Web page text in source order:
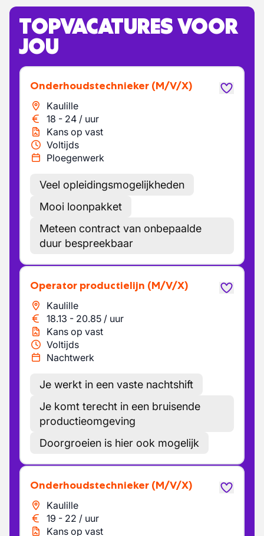
TOPVACATURES VOOR
JOU
Onderhoudstechnieker (M/V/X)
Kaulille
18 - 24 / uur
Kans op vast
Voltijds
Ploegenwerk
Veel opleidingsmogelijkheden
Mooi loonpakket
Meteen contract van onbepaalde
duur bespreekbaar
Operator productielijn (M/V/X)
Kaulille
18.13 - 20.85 / uur
Kans op vast
Voltijds
Nachtwerk
Je werkt in een vaste nachtshift
Je komt terecht in een bruisende
productieomgeving
Doorgroeien is hier ook mogelijk
Onderhoudstechnieker (M/V/X)
Kaulille
19 - 22 / uur
Kans op vast